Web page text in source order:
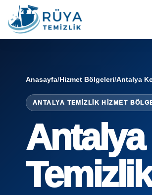
Anasayfa/Hizmet Bölgeleri/Antalya
ANTALYA TEMIZLIK HIZMET
Antalya